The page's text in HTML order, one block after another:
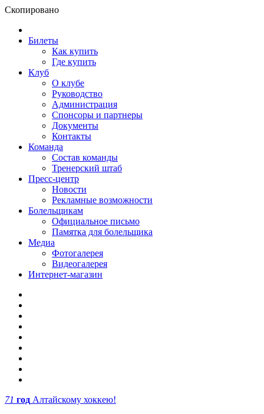
Скопировано
Билеты
Как купить
Где купить
Клуб
О клубе
Руководство
Администрация
Спонсоры и партнеры
Документы
Контакты
Команда
Состав команды
Тренерский штаб
Пресс-центр
Новости
Рекламные возможности
Болельщикам
Официальное письмо
Памятка для болельщика
Медиа
Фотогалерея
Видеогалерея
Интернет-магазин
71 год Алтайскому хоккею!